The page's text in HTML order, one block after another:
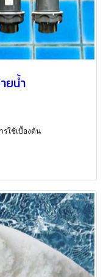
ยน้ำ
รใช้เบื้องต้น